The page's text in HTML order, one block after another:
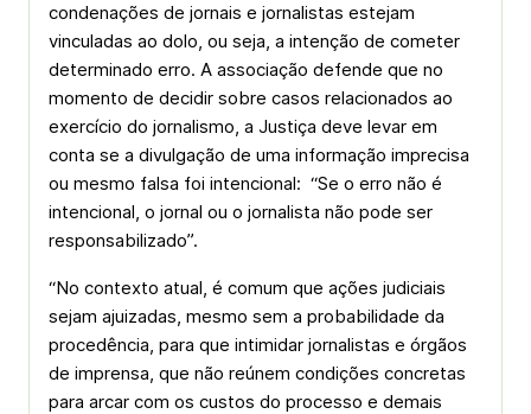
condenações de jornais e jornalistas estejam
vinculadas ao dolo, ou seja, a intenção de cometer
determinado erro. A associação defende que no
momento de decidir sobre casos relacionados ao
exercício do jornalismo, a Justiça deve levar em
conta se a divulgação de uma informação imprecisa
ou mesmo falsa foi intencional: “Se o erro não é
intencional, o jornal ou o jornalista não pode ser
responsabilizado”.
“No contexto atual, é comum que ações judiciais
sejam ajuizadas, mesmo sem a probabilidade da
procedência, para que intimidar jornalistas e órgãos
de imprensa, que não reúnem condições concretas
para arcar com os custos do processo e demais